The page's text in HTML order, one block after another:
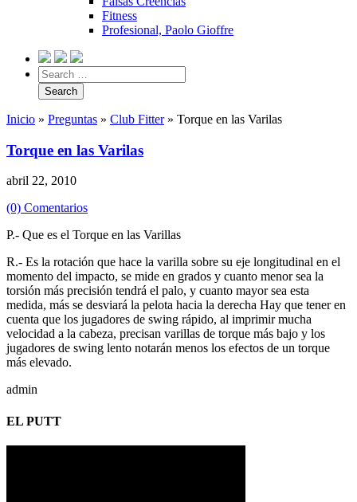
Fitness
Profesional, Paolo Gioffre
Inicio » Preguntas » Club Fitter» Torque en las Varilas
Torque en las Varilas
abril 22, 2010
(0) Comentarios
P.- Que es el Torque en las Varillas
R.- Es la rotación que hace la varilla sobre su eje longitudinal en el
momento del impacto, se mide en grados y cuanto menor sea la
torsión más precisión tendrá el palo, y cuanto mayor sea esta
medida, más se desviará la pelota hacia la derecha Hay que tener en
cuenta que los jugadores de swing rápido, al imprimir mucha
velocidad a la cabeza, precisan varillas de torque más bajo y los
jugadores de swing lento notarán menos los efectos de un torque
más elevado.
admin
EL PUTT